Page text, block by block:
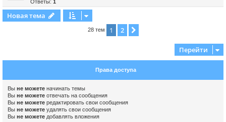
Ответы: 1
Новая тема
28 тем 1 2
Перейти
Права доступа
Вы не можете начинать темы
Вы не можете отвечать на сообщения
Вы не можете редактировать свои сообщения
Вы не можете удалять свои сообщения
Вы не можете добавлять вложения